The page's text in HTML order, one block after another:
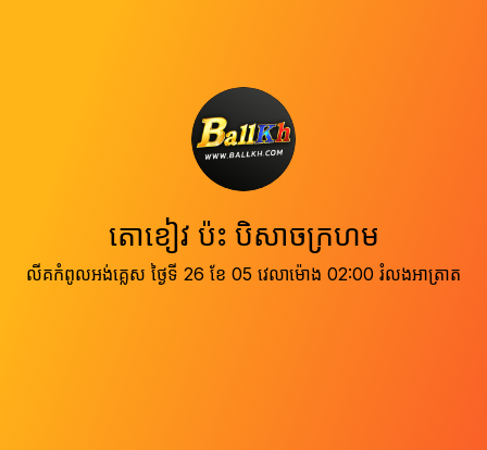
តោខៀវ ប៉ះ បិសាចក្រហម
លីគកំពូលអង់គ្លេស ថ្ងៃទី 26 ខែ 05 វេលាម៉ោង 02:00 រំលងអាត្រាត